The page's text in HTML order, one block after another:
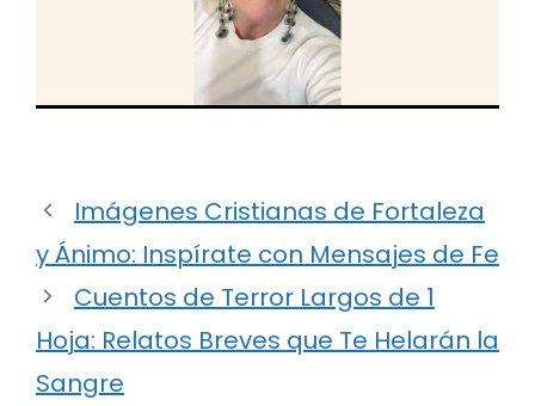
Imágenes Cristianas de Fortaleza
y Ánimo: Inspírate con Mensajes de Fe
Cuentos de Terror Largos de 1
Hoja: Relatos Breves que Te Helarán la
Sangre